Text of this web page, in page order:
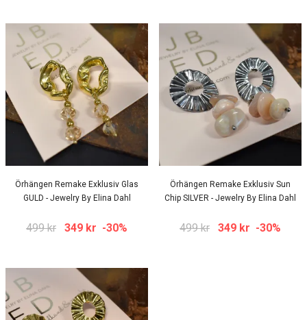
Örhängen Remake Exklusiv Glas
GULD - Jewelry By Elina Dahl
499 kr 349 kr -30%
Örhängen Remake Exklusiv Sun
Chip SILVER - Jewelry By Elina Dahl
499 kr 349 kr -30%